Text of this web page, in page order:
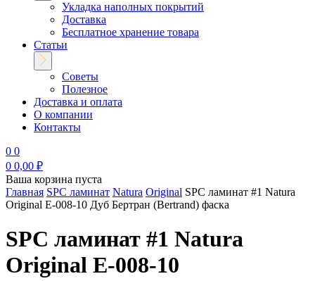
Укладка наполных покрытий
Доставка
Бесплатное хранение товара
Статьи
Советы
Полезное
Доставка и оплата
О компании
Контакты
0 0
0 0,00 ₽
Ваша корзина пуста
Главная SPC ламинат Natura Original SPC ламинат #1 Natura
Original E-008-10 Дуб Бертран (Bertrand) фаска
SPC ламинат #1 Natura
Original E-008-10